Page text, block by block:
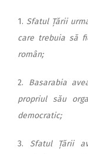
1. Sfatul Țării
care trebuia să
român;
2. Basarabia
propriul său
democratic;
3. Sfatul Țării